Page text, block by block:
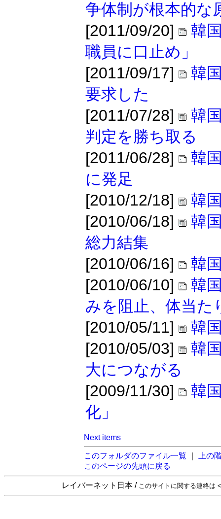
争体制が根本的な
[2011/09/20]
韓
職員に口止め」
[2011/09/17]
韓
要求した
[2011/07/28]
韓
判定を勝ち取る
[2011/06/28]
韓
に発足
[2010/12/18]
韓
[2010/06/18]
韓
総力結集
[2010/06/16]
韓
[2010/06/10]
韓
みを阻止、体当た
[2010/05/11]
韓
[2010/05/03]
韓
大につながる
[2009/11/30]
韓
化」
Next items
このフォルダのファイル一覧
上の
このページの先頭に戻る
レイバーネット日本 / このサイトに関する連絡は